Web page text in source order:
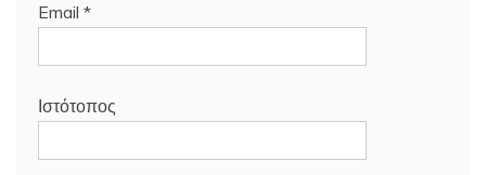
Email *
Ιστότοπος